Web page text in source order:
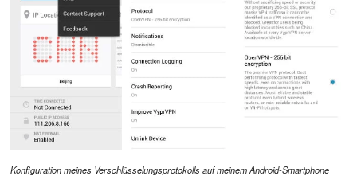
Konfiguration meines Verschlüsselungsprotokolls auf meinem Android-Smartphone